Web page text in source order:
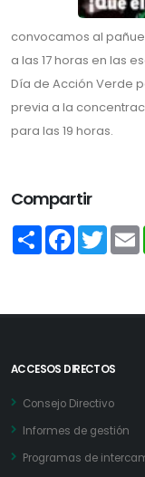
convocamos al
a las 17 horas en las
Día de Acción Verde
previa a la
para las 19 horas.
Compartir
Share Facebook
Twitter
ACCESOS DIRECTOS
Consejo Directivo
Informes de gestión
Programas de